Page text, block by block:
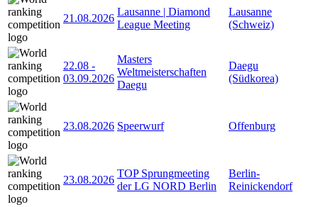
21.08.2026
Lausanne | Diamond
League Meeting
Lausanne
(Schweiz)
22.08 -
03.09.2026
Masters
Weltmeisterschaften
Daegu
Daegu
(Südkorea)
23.08.2026 Speerwurf Offenburg
23.08.2026
TOP Sprungmeeting
der LG NORD Berlin
Berlin-
Reinickendorf